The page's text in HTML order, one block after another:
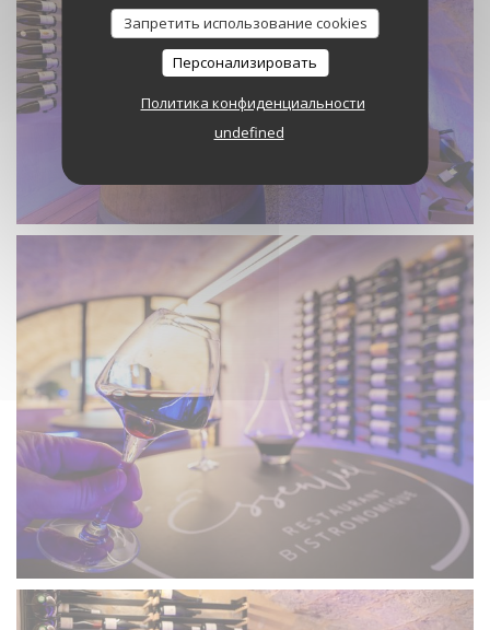
Запретить использование cookies
Персонализировать
Политика конфиденциальности
undefined